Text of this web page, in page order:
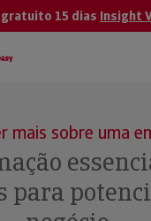
15 dias Insight
mais sobre uma
para